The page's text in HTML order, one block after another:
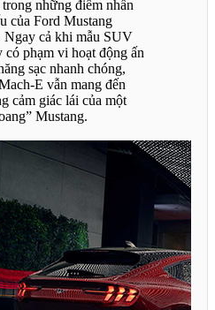
những điểm nhấn
của Ford Mustang
Ngay cả khi mẫu SUV
có phạm vi hoạt động ấn
sạc nhanh chóng,
E vẫn mang đến
cảm giác lái của một
Mustang.